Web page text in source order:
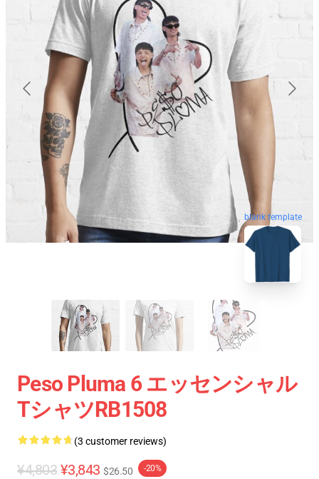
blank template
Peso Pluma 6 エッセンシャル
TシャツRB1508
(3 customer reviews)
¥4,803 ¥3,843 $26.50 -20%